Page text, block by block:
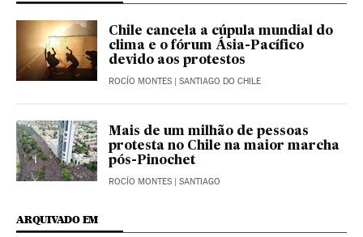
Chile cancela a cúpula mundial do
clima e o fórum Ásia-Pacífico
devido aos protestos
ROCÍO MONTES | SANTIAGO DO CHILE
Mais de um milhão de pessoas
protesta no Chile na maior marcha
pós-Pinochet
ROCÍO MONTES | SANTIAGO
ARQUIVADO EM